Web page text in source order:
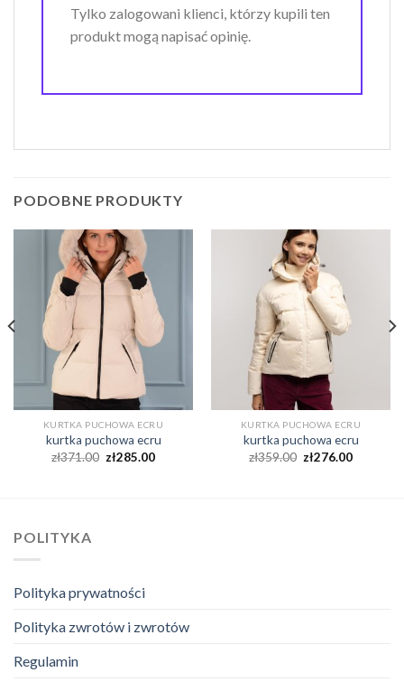
Tylko zalogowani klienci, którzy kupili ten
produkt mogą napisać opinię.
PODOBNE PRODUKTY
KURTKA PUCHOWA ECRU
kurtka puchowa ecru
zł371.00 zł285.00
KURTKA PUCHOWA ECRU
kurtka puchowa ecru
zł359.00 zł276.00
POLITYKA
Polityka prywatności
Polityka zwrotów i zwrotów
Regulamin